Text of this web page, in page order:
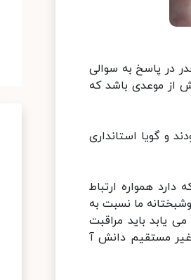
در پاسخ به سوالی
از موعدی باشد که
و گویا استانداری
همواره ارتباط
ما نسبت به
یابد باید مراقبت
غیر مستقیم دانش آ